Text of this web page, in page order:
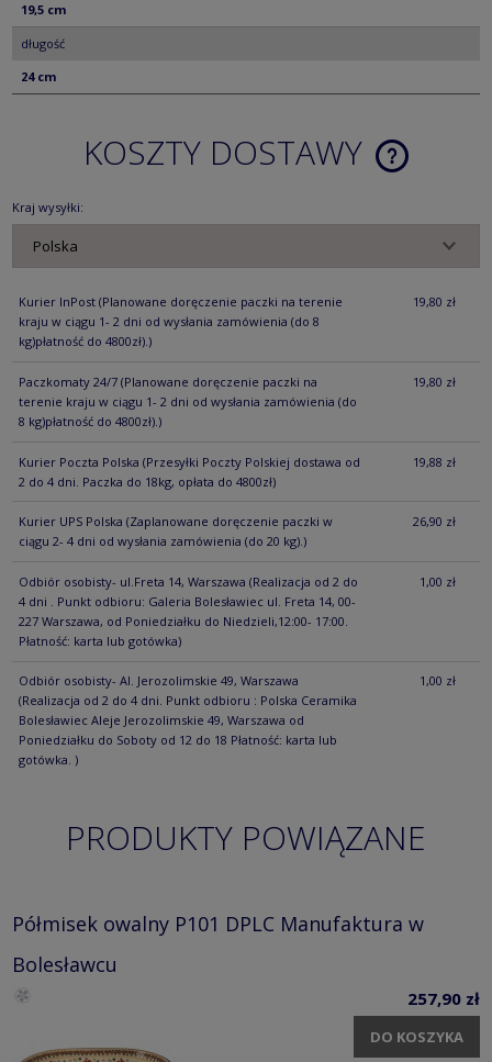
19,5 cm
długość
24 cm
KOSZTY DOSTAWY
CENA NIE
Kraj wysyłki:
Kurier InPost (Planowane doręczenie paczki na terenie
kraju w ciągu 1- 2 dni od wysłania zamówienia (do 8
kg)płatność do 4800zł).)
19,80 zł
Paczkomaty 24/7 (Planowane doręczenie paczki na
terenie kraju w ciągu 1- 2 dni od wysłania zamówienia (do
8 kg)płatność do 4800zł).)
19,80 zł
Kurier Poczta Polska (Przesyłki Poczty Polskiej dostawa od
2 do 4 dni. Paczka do 18kg, opłata do 4800zł)
19,88 zł
Kurier UPS Polska (Zaplanowane doręczenie paczki w
ciągu 2- 4 dni od wysłania zamówienia (do 20 kg).)
26,90 zł
Odbiór osobisty- ul.Freta 14, Warszawa (Realizacja od 2 do
4 dni . Punkt odbioru: Galeria Bolesławiec ul. Freta 14, 00-
227 Warszawa, od Poniedziałku do Niedzieli,12:00- 17:00.
Płatność: karta lub gotówka)
1,00 zł
Odbiór osobisty- Al. Jerozolimskie 49, Warszawa
(Realizacja od 2 do 4 dni. Punkt odbioru : Polska Ceramika
Bolesławiec Aleje Jerozolimskie 49, Warszawa od
Poniedziałku do Soboty od 12 do 18 Płatność: karta lub
gotówka. )
1,00 zł
PRODUKTY POWIĄZANE
Półmisek owalny P101 DPLC Manufaktura w
Bolesławcu
257,90 zł
DO KOSZYKA